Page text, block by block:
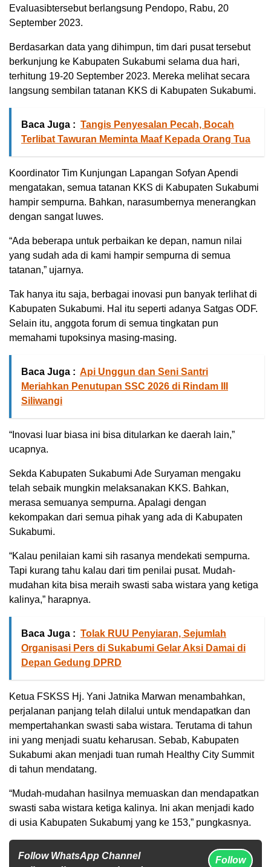
Evaluasibtersebut berlangsung Pendopo, Rabu, 20
September 2023.
Berdasarkan data yang dihimpun, tim dari pusat tersebut
berkunjung ke Kabupaten Sukabumi selama dua hari,
terhitung 19-20 September 2023. Mereka melihat secara
langsung sembilan tatanan KKS di Kabupaten Sukabumi.
Baca Juga : Tangis Penyesalan Pecah, Bocah
Terlibat Tawuran Meminta Maaf Kepada Orang Tua
Koordinator Tim Kunjungan Lapangan Sofyan Apendi
mengatakan, semua tatanan KKS di Kabupaten Sukabumi
hampir sempurna. Bahkan, narasumbernya menerangkan
dengan sangat luwes.
“Ada beberapa untuk perbaikan ke depan, namun nilai
yang sudah ada di kami hampir sempurna di semua
tatanan,” ujarnya.
Tak hanya itu saja, berbagai inovasi pun banyak terlihat di
Kabupaten Sukabumi. Hal itu seperti adanya Satgas ODF.
Selain itu, anggota forum di semua tingkatan pun
memahami tupoksinya masing-masing.
Baca Juga : Api Unggun dan Seni Santri
Meriahkan Penutupan SSC 2026 di Rindam III
Siliwangi
“Inovasi luar biasa ini bisa ditularkan ke daerah lain,”
ucapnya.
Sekda Kabupaten Sukabumi Ade Suryaman mengaku
telah sebaik mungkin melaksanakan KKS. Bahkan,
merasa semuanya sempurna. Apalagi dengan
kekompakan dari semua pihak yang ada di Kabupaten
Sukabumi.
“Kalau penilaian kami sih rasanya mendekati sempurna.
Tapi kurang tahu kalau dari tim penilai pusat. Mudah-
mudahan kita bisa meraih swasti saba wistara yang ketiga
kalinya,” harapnya.
Baca Juga : Tolak RUU Penyiaran, Sejumlah
Organisasi Pers di Sukabumi Gelar Aksi Damai di
Depan Gedung DPRD
Ketua FSKSS Hj. Yani Jatnika Marwan menambahkan,
perjalanan panjang telah dilalui untuk mendapatkan dan
mempertahankan swasti saba wistara. Terutama di tahun
ini yang menjadi suatu keharusan. Sebab, Kabupaten
Sukabumi akan menjadi tuan rumah Healthy City Summit
di tahun mendatang.
“Mudah-mudahan hasilnya memuaskan dan mendapatkan
swasti saba wistara ketiga kalinya. Ini akan menjadi kado
di usia Kabupaten Sukabumj yang ke 153,” pungkasnya.
Follow WhatsApp Channel
Follow